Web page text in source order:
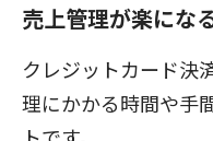
売上管理が楽にな
クレジットカード決
理にかかる時間や手